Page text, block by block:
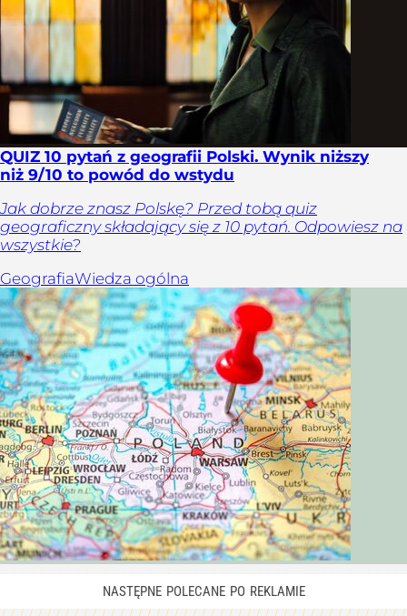
QUIZ 10 pytań z geografii Polski. Wynik niższy
niż 9/10 to powód do wstydu
Jak dobrze znasz Polskę? Przed tobą quiz
geograficzny składający się z 10 pytań. Odpowiesz na
wszystkie?
GeografiaWiedza ogólna